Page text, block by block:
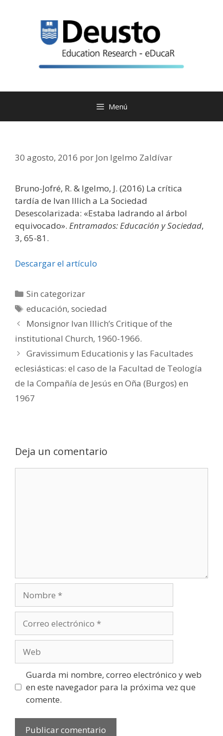
Menú
30 agosto, 2016 por Jon Igelmo Zaldívar
Bruno-Jofré, R. & Igelmo, J. (2016) La crítica
tardía de Ivan Illich a La Sociedad
Desescolarizada: «Estaba ladrando al árbol
equivocado». Entramados: Educación y Sociedad,
3, 65-81.
Descargar el artículo
Categorías
Sin categorizar
Etiquetas
educación,sociedad
Monsignor Ivan Illich’s Critique of the
institutional Church, 1960-1966.
Gravissimum Educationis y las Facultades
eclesiásticas: el caso de la Facultad de Teología
de la Compañía de Jesús en Oña (Burgos) en
1967
Deja un comentario
electrónico
Guarda mi nombre, correo electrónico y web
en este navegador para la próxima vez que
comente.